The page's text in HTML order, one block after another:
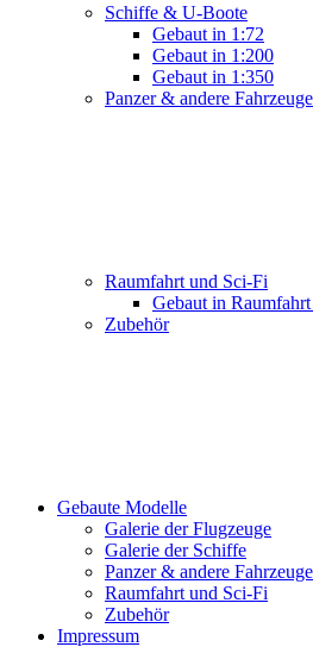
Schiffe & U-Boote
Gebaut in 1:72
Gebaut in 1:200
Gebaut in 1:350
Panzer & andere Fahrzeuge
Raumfahrt und Sci-Fi
Gebaut in
Zubehör
Gebaute Modelle
Galerie der Flugzeuge
Galerie der Schiffe
Panzer & andere Fahrzeuge
Raumfahrt und Sci-Fi
Zubehör
Impressum